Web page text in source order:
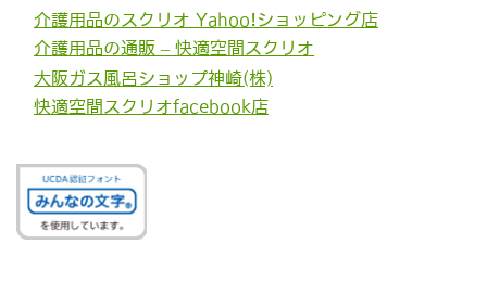
介護用品のスクリオ Yahoo!ショッピング店
介護用品の通販 – 快適空間スクリオ
大阪ガス風呂ショップ神崎(株)
快適空間スクリオfacebook店